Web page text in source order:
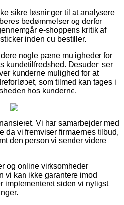
sikre løsninger til at analysere
bedømmelser og derfor
e-shoppens kritik af
inden du bestiller.
nogle pæne muligheder for
kundetilfredshed. Desuden ser
kunderne mulighed for at
som tilmed kan tages i
hos kunderne.
Vi har samarbejder med
da vi fremviser firmaernes tilbud,
den person vi sender videre
og online virksomheder
vi kan ikke garantere imod
implementeret siden vi nyligst